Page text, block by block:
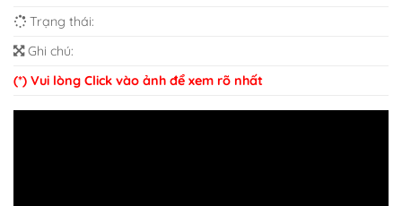
Trạng thái:
Ghi chú:
(*) Vui lòng Click vào ảnh để xem rõ nhất